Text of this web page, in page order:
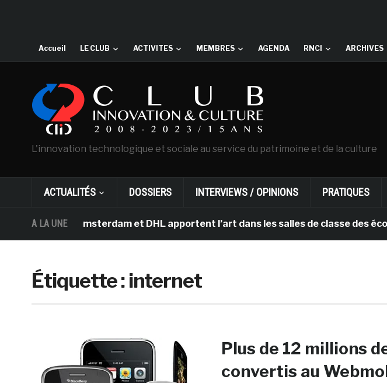
Accueil LE CLUB ACTIVITES MEMBRES AGENDA RNCI ARCHIVES
L'innovation technologique et sociale au service du patrimoine et de la culture
ACTUALITÉS DOSSIERS INTERVIEWS / OPINIONS PRATIQUES
A LA UNE
Gogh d’Amsterdam et DHL apportent l’art dans les salles de classe des écoles
Étiquette :internet
Plus de 12 millions
convertis au